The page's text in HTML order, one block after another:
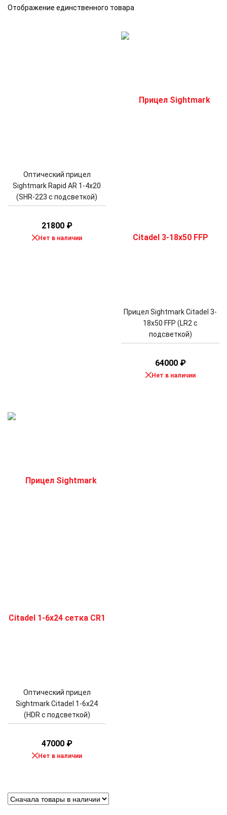
Отображение единственного товара
Оптический прицел
Sightmark Rapid AR 1-4x20
(SHR-223 с подсветкой)
21800 ₽
Нет в наличии
Прицел Sightmark Citadel 3-
18x50 FFP (LR2 с
подсветкой)
64000 ₽
Нет в наличии
Оптический прицел
Sightmark Citadel 1-6x24
(HDR с подсветкой)
47000 ₽
Нет в наличии